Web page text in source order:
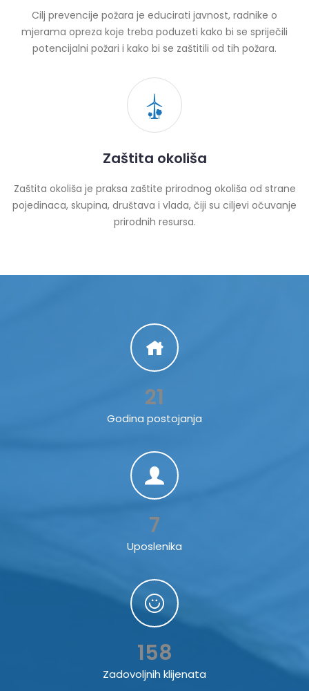
Cilj prevencije požara je educirati javnost, radnike o
mjerama opreza koje treba poduzeti kako bi se spriječili
potencijalni požari i kako bi se zaštitili od tih požara.
Zaštita okoliša
Zaštita okoliša je praksa zaštite prirodnog okoliša od strane
pojedinaca, skupina, društava i vlada, čiji su ciljevi očuvanje
prirodnih resursa.
21
Godina postojanja
7
Uposlenika
158
Zadovoljnih klijenata